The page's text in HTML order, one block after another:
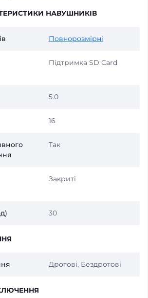
НАВУШНИКІВ
Повнорозмірні
Підтримка SD Card
5.0
16
Так
Закриті
30
Дротові, Бездротові